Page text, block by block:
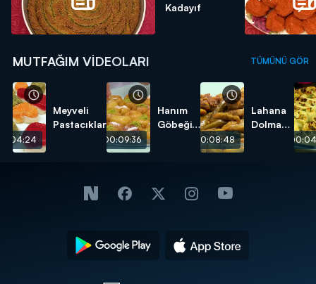
Kadayıf
MUTFAĞIM VIDEOLARI TÜMÜNÜ GÖR
Meyveli
Pastacıklar
00:09:36
Hanım
Göbeği
00:08:48
Lahana
Dolması